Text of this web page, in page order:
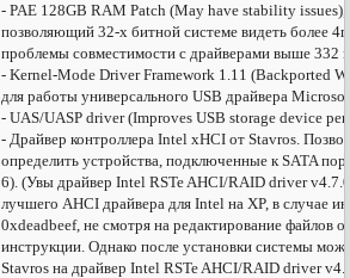
- PAE 128GB RAM Patch (May have stability issues),
позволяющий 32-х битной системе видеть более
проблемы совместимости c драйверами выше 332
- Kernel-Mode Driver Framework 1.11 (Backported
для работы универсального USB драйвера
- UAS/UASP driver (Improves USB storage device
- Драйвер контроллера Intel xHCI от Stavros.
определить устройства, подключенные к SATA
6). (Увы драйвер Intel RSTe AHCI/RAID driver
лучшего AHCI драйвера для Intel на XP, в случае
0xdeadbeef, не смотря на редактирование файлов
инструкции. Однако после установки системы
Stavros на драйвер Intel RSTe AHCI/RAID driver